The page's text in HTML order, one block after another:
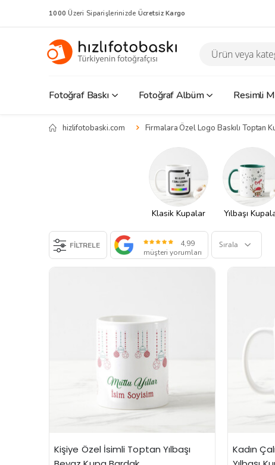
1000 Üzeri Siparişlerinizde Ücretsiz Kargo
Fotoğraf Baskı Fotoğraf Albüm Resimli
hizlifotobaski.com Firmalara Özel Logo Baskılı Toptan
Klasik Kupalar Yılbaşı
FİLTRELE
4,99
müşteri yorumları
Kişiye Özel İsimli Toptan Yılbaşı
Kadın